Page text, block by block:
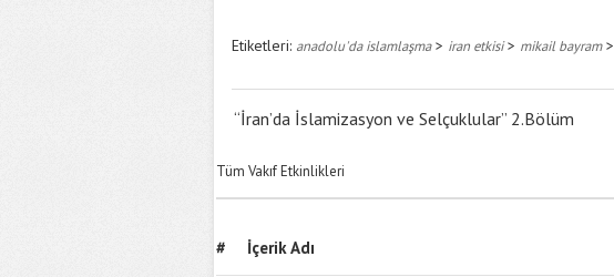
Etiketleri: anadolu'da islamlaşma> iran etkisi> mikail bayram>
“İran’da İslamizasyon ve Selçuklular” 2.Bölüm
Tüm Vakıf Etkinlikleri
# İçerik Adı